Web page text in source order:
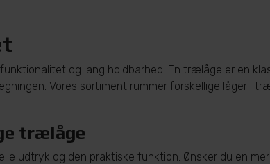
og lang holdbarhed. En trælåge er en
Vores sortiment rummer forskellige låger i
trælåge
udtryk og den praktiske funktion. Ønsker du en